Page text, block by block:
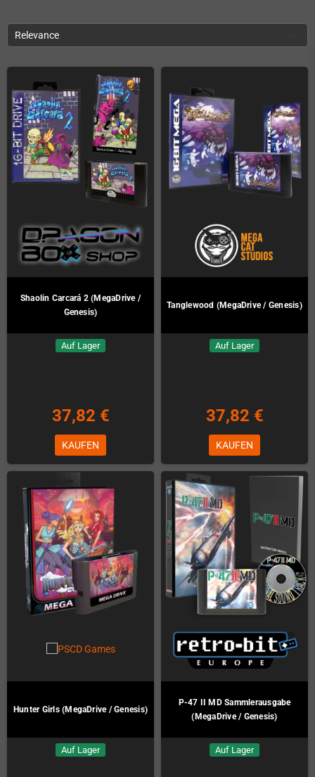
Relevance
Shaolin Carcará 2 (MegaDrive /
Genesis)
Auf Lager
37,82 €
KAUFEN
Tanglewood (MegaDrive / Genesis)
Auf Lager
37,82 €
KAUFEN
Hunter Girls (MegaDrive / Genesis)
Auf Lager
P-47 II MD Sammlerausgabe
(MegaDrive / Genesis)
Auf Lager